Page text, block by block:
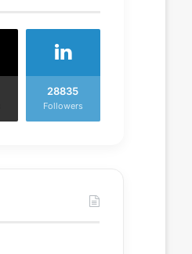
28835
Followers